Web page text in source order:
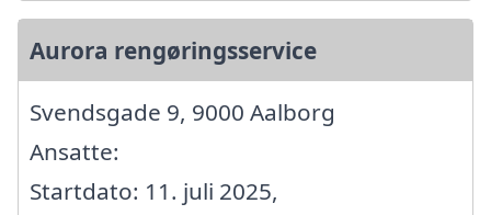
Aurora rengøringsservice
Svendsgade 9, 9000 Aalborg
Ansatte:
Startdato: 11. juli 2025,